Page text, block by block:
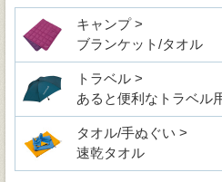
キャンプ >
ブランケット/タオル
トラベル >
あると便利なトラベル
タオル/手ぬぐい >
速乾タオル